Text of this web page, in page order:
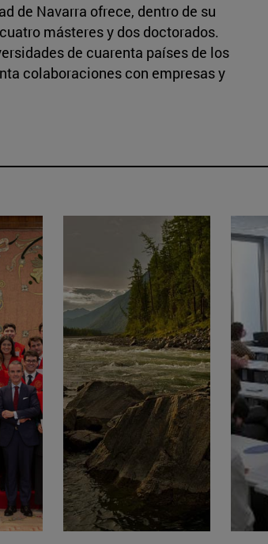
de Navarra ofrece, dentro de su
másteres y dos doctorados.
de cuarenta países de los
colaboraciones con empresas y